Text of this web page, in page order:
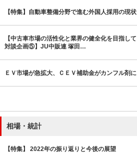
【特集】自動車整備分野で進む外国人採用の現状
【中古車市場の活性化と業界の健全化を目指して
対談企画⑤】JU中販連 塚田…
ＥＶ市場が急拡大、ＣＥＶ補助金がカンフル剤に
相場・統計
【特集】 2022年の振り返りと今後の展望